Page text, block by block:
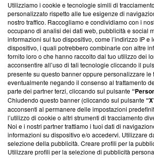
Questa sezione offre informazioni
News, sui nostri processi editoriali e su
creare news di qualità. Inoltre, afferma la
‘Trust Project - News with Integrity’Blasting
ancora membro del programma, ma ha
parte; Trust Project non ha ancora
conformità agli standard.
Su di noi
Team editoriale
Corporate
Redazione
Utilizziamo i cookie e tecnologie simili di
personalizzato rispetto alle tue esigenze di
nostro traffico. Raccogliamo e condividiamo con i
occupano di analisi dei dati web, pubblicità e social
informazioni sul tuo dispositivo, come l’indirizzo IP e
dispositivo, i quali potrebbero combinarle con altre
fornito loro o che hanno raccolto dal tuo utilizzo dei
acconsentire all’uso di tali tecnologie cliccando il
presente su questo banner oppure personalizzare le
eventualmente negando il consenso al trattamento
parte dei partner terzi, cliccando sul pulsante
Chiudendo questo banner (cliccando sul pulsante
acconsenti al permanere delle impostazioni
l’utilizzo di cookie o altri strumenti di tracciamento
Noi e i nostri partner trattiamo i tuoi dati di
informazioni su dispositivo e/o accedervi. Utilizzare
selezione della pubblicità. Creare profili per la
Utilizzare profili per la selezione di pubblicità